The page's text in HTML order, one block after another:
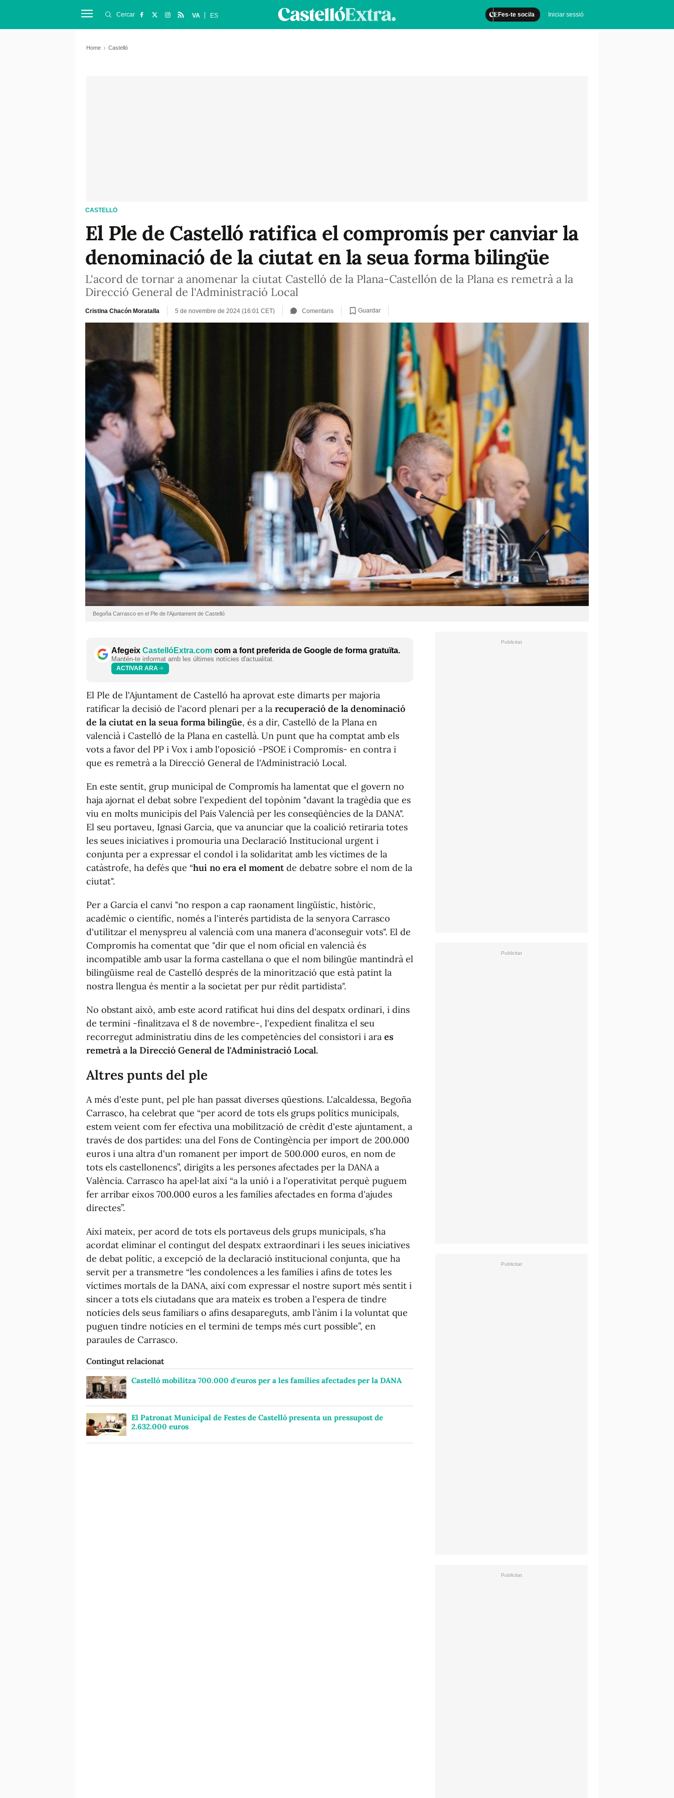
Fes-te soci/a Iniciar sessió
Cercar VA ES
Home Castelló
CASTELLÓ
El Ple de Castelló ratifica el compromís per canviar la
denominació de la ciutat en la seua forma bilingüe
L'acord de tornar a anomenar la ciutat Castelló de la Plana-Castellón de la Plana es remetrà a la
Direcció General de l'Administració Local
Cristina Chacón Moratalla 5 de novembre de 2024 (16:01 CET) Comentaris Guardar
Begoña Carrasco en el Ple de l'Ajuntament de Castelló
Afegeix CastellóExtra.com com a font preferida de Google de forma gratuïta.
Mantén-te informat amb les últimes notícies d'actualitat.
ACTIVAR ARA
El Ple de l'Ajuntament de Castelló ha aprovat este dimarts per majoria
ratificar la decisió de l'acord plenari per a la recuperació de la denominació
de la ciutat en la seua forma bilingüe, és a dir, Castelló de la Plana en
valencià i Castelló de la Plana en castellà. Un punt que ha comptat amb els
vots a favor del PP i Vox i amb l'oposició -PSOE i Compromís- en contra i
que es remetrà a la Direcció General de l'Administració Local.
En este sentit, grup municipal de Compromís ha lamentat que el govern no
haja ajornat el debat sobre l'expedient del topònim "davant la tragèdia que es
viu en molts municipis del País Valencià per les conseqüències de la DANA".
El seu portaveu, Ignasi Garcia, que va anunciar que la coalició retiraria totes
les seues iniciatives i promouria una Declaració Institucional urgent i
conjunta per a expressar el condol i la solidaritat amb les víctimes de la
catàstrofe, ha defés que “hui no era el momentde debatre sobre el nom de la
ciutat".
Per a Garcia el canvi "no respon a cap raonament lingüístic, històric,
acadèmic o científic, només a l'interés partidista de la senyora Carrasco
d'utilitzar el menyspreu al valencià com una manera d'aconseguir vots". El de
Compromís ha comentat que "dir que el nom oficial en valencià és
incompatible amb usar la forma castellana o que el nom bilingüe mantindrà el
bilingüisme real de Castelló després de la minorització que està patint la
nostra llengua és mentir a la societat per pur rèdit partidista".
No obstant això, amb este acord ratificat hui dins del despatx ordinari, i dins
de termini -finalitzava el 8 de novembre-, l'expedient finalitza el seu
recorregut administratiu dins de les competències del consistori i ara es
remetrà a la Direcció General de l'Administració Local.
Altres punts del ple
A més d'este punt, pel ple han passat diverses qüestions. L'alcaldessa, Begoña
Carrasco, ha celebrat que “per acord de tots els grups polítics municipals,
estem veient com fer efectiva una mobilització de crèdit d'este ajuntament, a
través de dos partides: una del Fons de Contingència per import de 200.000
euros i una altra d'un romanent per import de 500.000 euros, en nom de
tots els castellonencs”, dirigits a les persones afectades per la DANA a
València. Carrasco ha apel·lat així “a la unió i a l'operativitat perquè puguem
fer arribar eixos 700.000 euros a les famílies afectades en forma d'ajudes
directes”.
Així mateix, per acord de tots els portaveus dels grups municipals, s'ha
acordat eliminar el contingut del despatx extraordinari i les seues iniciatives
de debat polític, a excepció de la declaració institucional conjunta, que ha
servit per a transmetre “les condolences a les famílies i afins de totes les
víctimes mortals de la DANA, així com expressar el nostre suport més sentit i
sincer a tots els ciutadans que ara mateix es troben a l'espera de tindre
notícies dels seus familiars o afins desapareguts, amb l'ànim i la voluntat que
puguen tindre notícies en el termini de temps més curt possible”, en
paraules de Carrasco.
Contingut relacionat
Castelló mobilitza 700.000 d'euros per a les famílies afectades per la DANA
El Patronat Municipal de Festes de Castelló presenta un pressupost de
2.632.000 euros